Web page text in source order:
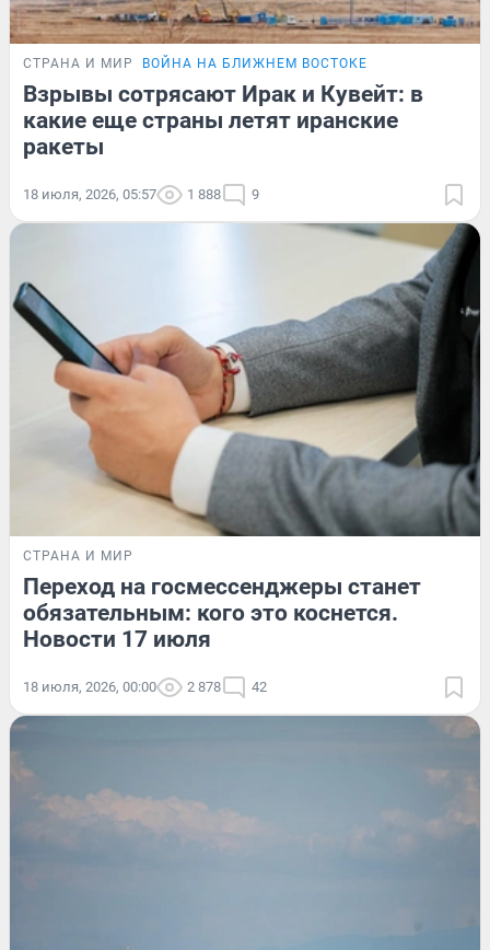
СТРАНА И МИР ВОЙНА НА БЛИЖНЕМ ВОСТОКЕ
Взрывы сотрясают Ирак и Кувейт: в
какие еще страны летят иранские
ракеты
18 июля, 2026, 05:57 1 888 9
СТРАНА И МИР
Переход на госмессенджеры станет
обязательным: кого это коснется.
Новости 17 июля
18 июля, 2026, 00:00 2 878 42